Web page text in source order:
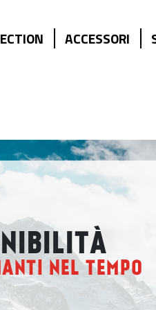
ACCESSORI
NEL TEMPO